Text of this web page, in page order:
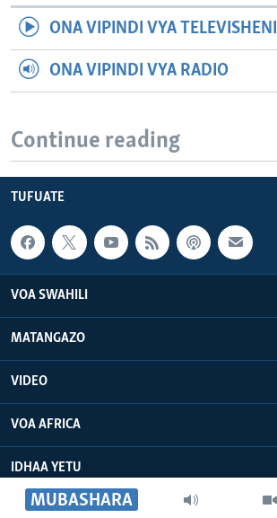
MUBASHARA
ONA VIPINDI VYA TELEVISHENI
ONA VIPINDI VYA RADIO
Continue reading
TUFUATE
VOA SWAHILI
MATANGAZO
VIDEO
VOA AFRICA
IDHAA YETU